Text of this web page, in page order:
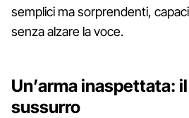
semplici ma sorprendenti,
senza alzare la voce.
Un’arma inaspettata:
sussurro